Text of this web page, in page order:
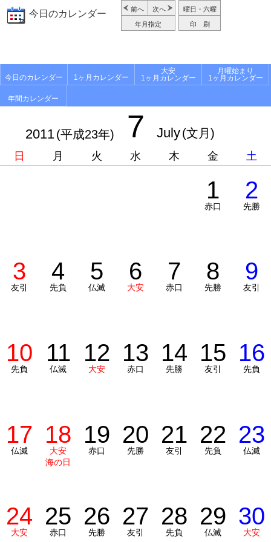
今日のカレンダー 前へ 次へ
年月指定
曜日・六曜
印 刷
今日のカレンダー 1ヶ月カレンダー
大安
1ヶ月カレンダー
月曜始まり
1ヶ月カレンダー
年間カレンダー
2011(平成23年) 7 July(文月)
日 月 火 水 木 金 土
1
赤口
2
先勝
3
友引
4
先負
5
仏滅
6
大安
7
赤口
8
先勝
9
友引
10
先負
11
仏滅
12
大安
13
赤口
14
先勝
15
友引
16
先負
17
仏滅
18
大安
海の日
19
赤口
20
先勝
21
友引
22
先負
23
仏滅
24
大安
25
赤口
26
先勝
27
友引
28
先負
29
仏滅
30
大安